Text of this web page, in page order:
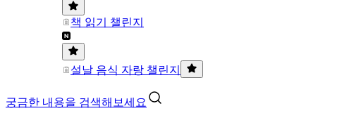
책 읽기 챌린지
설날 음식 자랑 챌린지
궁금한 내용을 검색해보세요